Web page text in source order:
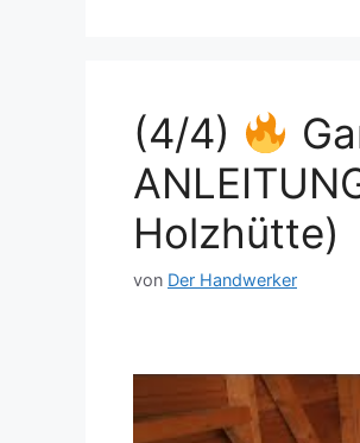
(4/4)
Holzhütte)
von Der Handwerker